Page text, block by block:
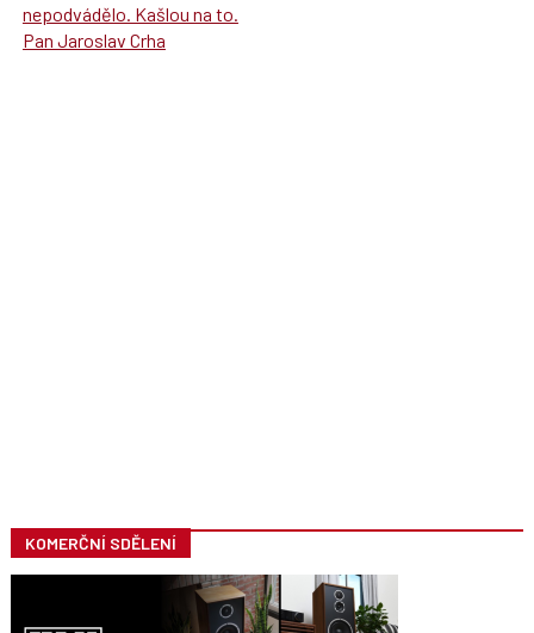
nepodvádělo. Kašlou na to.
Pan Jaroslav Crha
KOMERČNÍ SDĚLENÍ